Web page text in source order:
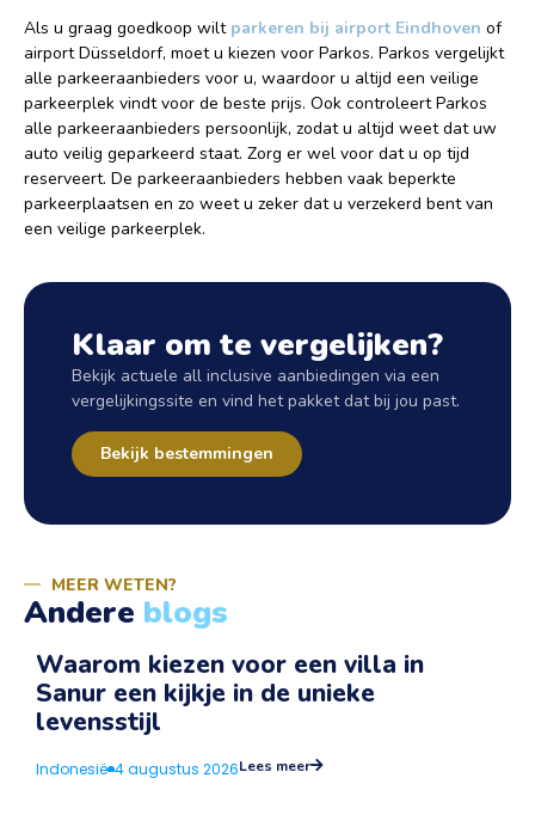
Als u graag goedkoop wilt parkeren bij airport Eindhoven of
airport Düsseldorf, moet u kiezen voor Parkos. Parkos vergelijkt
alle parkeeraanbieders voor u, waardoor u altijd een veilige
parkeerplek vindt voor de beste prijs. Ook controleert Parkos
alle parkeeraanbieders persoonlijk, zodat u altijd weet dat uw
auto veilig geparkeerd staat. Zorg er wel voor dat u op tijd
reserveert. De parkeeraanbieders hebben vaak beperkte
parkeerplaatsen en zo weet u zeker dat u verzekerd bent van
een veilige parkeerplek.
Klaar om te vergelijken?
Bekijk actuele all inclusive aanbiedingen via een
vergelijkingssite en vind het pakket dat bij jou past.
Bekijk bestemmingen
MEER WETEN?
Andere blogs
Waarom kiezen voor een villa in
Sanur een kijkje in de unieke
levensstijl
Indonesië 4 augustus 2026Lees meer